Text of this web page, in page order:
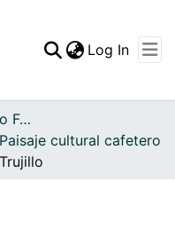
Statistics
Log In
Archivo del Patrimonio Fotográfico y Fílmico del Valle del Cauca
Paisaje cultural cafetero